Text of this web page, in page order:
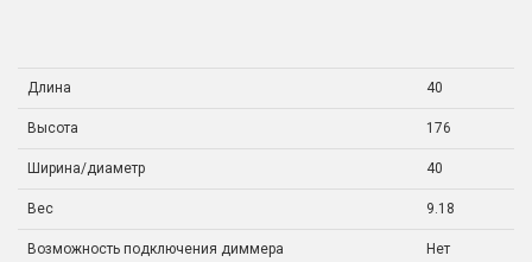
Длина 40
Высота 176
Ширина/диаметр 40
Вес 9.18
Возможность подключения диммера Нет